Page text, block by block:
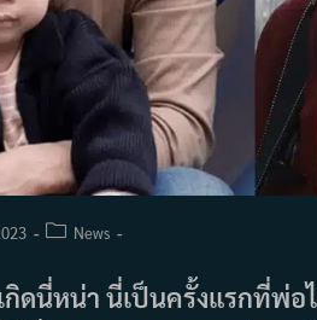
PostNews
กิดนี่หน่า นี่เป็นครั้งแรกที่พ่